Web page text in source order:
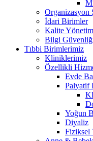
Organizasyon
İdari Birimler
Kalite
Bilgi
Tıbbi Birimlerimiz
Kliniklerimiz
Özellikli
Evde
Palyatif
Yoğun
Diyaliz
Fiziksel